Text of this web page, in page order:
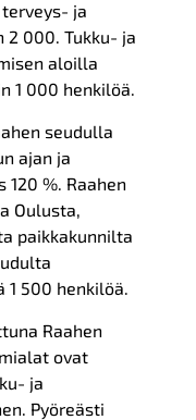
ja
000. Tukku- ja
aloilla
1 000 henkilöä.
seudulla
ajan ja
120 %. Raahen
Oulusta,
paikkakunnilta
1 500 henkilöä.
Raahen
ovat
ja
Pyöreästi